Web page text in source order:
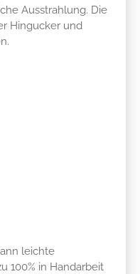
Ausstrahlung. Die
Hingucker und
leichte
100% in Handarbeit